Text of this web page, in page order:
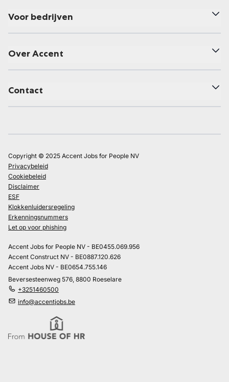
Voor bedrijven
Over Accent
Contact
Copyright © 2025 Accent Jobs for People NV
Privacybeleid
Cookiebeleid
Disclaimer
ESF
Klokkenluidersregeling
Erkenningsnummers
Let op voor phishing
Accent Jobs for People NV - BE0455.069.956
Accent Construct NV - BE0887.120.626
Accent Jobs NV - BE0654.755.146
Beversesteenweg 576, 8800 Roeselare
+3251460500
info@accentjobs.be